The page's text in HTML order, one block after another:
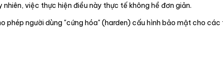
việc thực hiện điều này thực tế không hề đơn giản.
phép người dùng "cứng hóa" (harden) cấu hình bảo mật cho các